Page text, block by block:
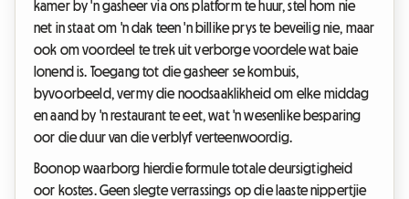
kamer by 'n gasheer via ons platform te huur, stel hom nie
net in staat om 'n dak teen 'n billike prys te beveilig nie, maar
ook om voordeel te trek uit verborge voordele wat baie
lonend is. Toegang tot die gasheer se kombuis,
byvoorbeeld, vermy die noodsaaklikheid om elke middag
en aand by 'n restaurant te eet, wat 'n wesenlike besparing
oor die duur van die verblyf verteenwoordig.
Boonop waarborg hierdie formule totale deursigtigheid
oor kostes. Geen slegte verrassings op die laaste nippertjie